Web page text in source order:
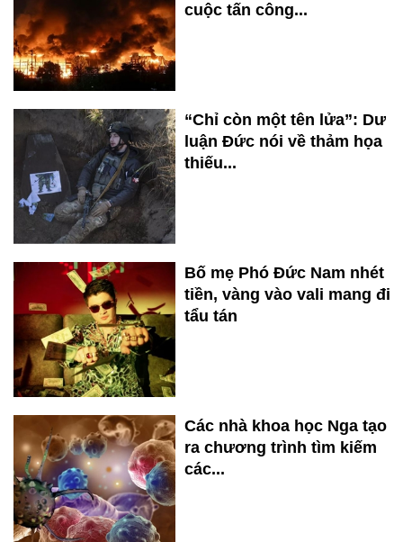
cuộc tấn công...
“Chỉ còn một tên lửa”: Dư
luận Đức nói về thảm họa
thiếu...
Bố mẹ Phó Đức Nam nhét
tiền, vàng vào vali mang đi
tẩu tán
Các nhà khoa học Nga tạo
ra chương trình tìm kiếm
các...